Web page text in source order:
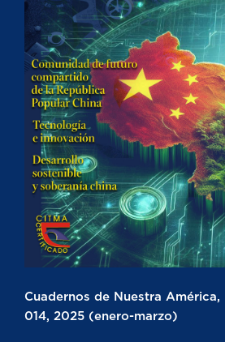
Cuadernos de Nuestra América,
014, 2025 (enero-marzo)